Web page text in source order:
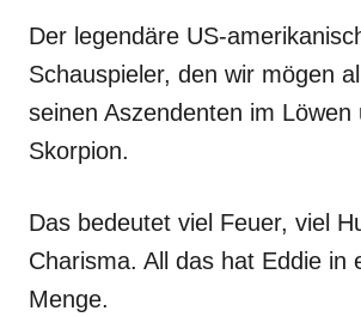
Der legendäre US-
Schauspieler, den wir mögen
seinen Aszendenten im Löwen
Skorpion.
Das bedeutet viel Feuer, viel
Charisma. All das hat Eddie in
Menge.